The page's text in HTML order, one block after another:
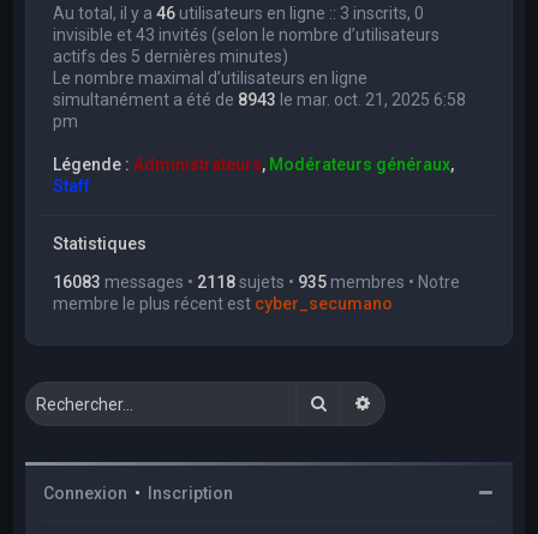
Au total, il y a46 utilisateurs en ligne :: 3 inscrits, 0
invisible et 43 invités (selon le nombre d’utilisateurs
actifs des 5 dernières minutes)
Le nombre maximal d’utilisateurs en ligne
simultanément a été de 8943 le mar. oct. 21, 2025 6:58
pm
Légende :Administrateurs, Modérateurs généraux,
Staff
Statistiques
16083 messages • 2118sujets • 935 membres • Notre
membre le plus récent est cyber_secumano
RechercherRecherche avancée
Connexion • Inscription